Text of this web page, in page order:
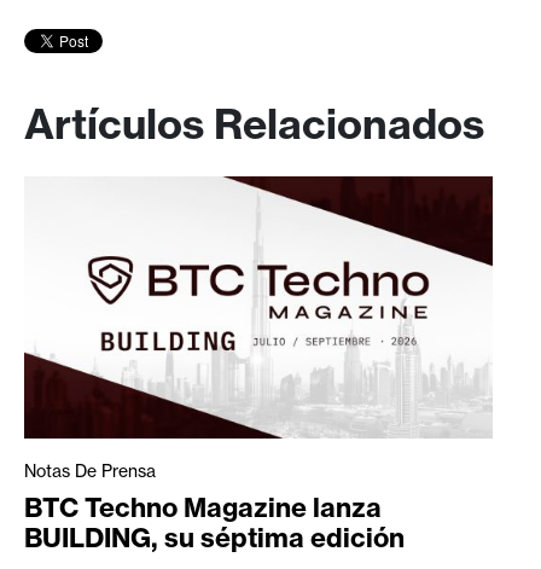
Artículos Relacionados
Notas De Prensa
BTC Techno Magazine lanza
BUILDING, su séptima edición